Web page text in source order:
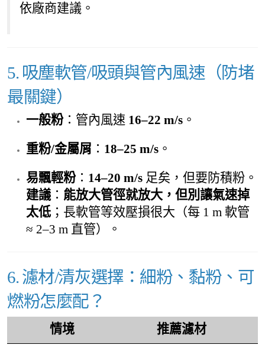
依廠商建議。
5. 吸塵軟管/吸頭與管內風速（防堵
最關鍵）
一般粉：管內風速 16–22 m/s 。
重粉/金屬屑 ： 18–25 m/s 。
易飄輕粉： 14–20 m/s 足矣，但要防積粉。
建議 ： 能放大管徑就放大，但別讓氣速掉
太低；長軟管等效壓損很大（每 1 m 軟管
≈ 2–3 m 直管）。
6. 濾材/清灰選擇：細粉、黏粉、可
燃粉怎麼配？
情境
推薦濾材